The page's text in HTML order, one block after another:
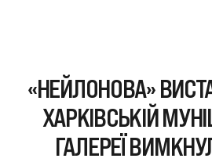
«НЕЙЛОНОВА»
ХАРКІВСЬКІЙ
ГАЛЕРЕЇ